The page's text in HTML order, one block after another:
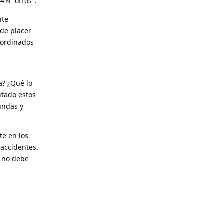
placer
¿Qué lo
estos
y
en los
debe